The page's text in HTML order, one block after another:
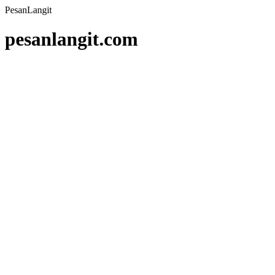
PesanLangit
pesanlangit.com